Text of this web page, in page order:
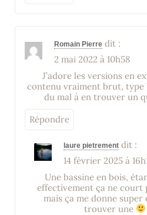
Romain Pierre dit :
2 mai 2022 à 10h58
J’adore les versions en
contenu vraiment brut, type
du mal à en trouver un
Répondre
laure pietrement dit :
14 février 2025 à
Une bassine en bois,
effectivement ça ne court
mais ça me donne super
trouver une